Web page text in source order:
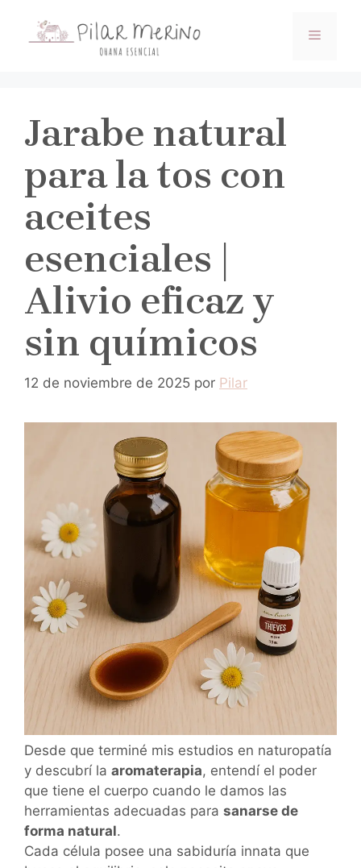
MENÚ
Jarabe natural
para la tos con
aceites
esenciales |
Alivio eficaz y
sin químicos
12 de noviembre de 2025 por Pilar
Desde que terminé mis estudios en naturopatía
y descubrí la aromaterapia, entendí el poder
que tiene el cuerpo cuando le damos las
herramientas adecuadas para sanarse de
forma natural.
Cada célula posee una sabiduría innata que